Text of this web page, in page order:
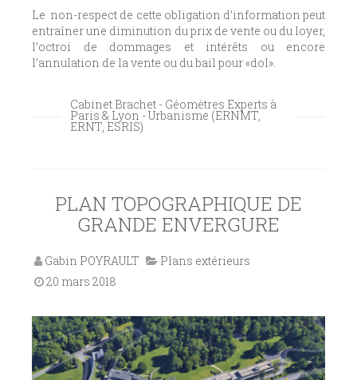
Le non-respect de cette obligation d’information peut
entraîner une diminution du prix de vente ou du loyer,
l’octroi de dommages et intérêts ou encore
l’annulation de la vente ou du bail pour «dol».
Cabinet Brachet - Géomètres Experts à
Paris & Lyon - Urbanisme (ERNMT,
ERNT, ESRIS)
PLAN TOPOGRAPHIQUE DE
GRANDE ENVERGURE
Gabin POYRAULT
Plans extérieurs
20 mars 2018